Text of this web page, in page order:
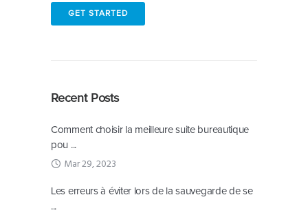
GET STARTED
Recent Posts
Comment choisir la meilleure suite bureautique
pou ...
Mar 29, 2023
Les erreurs à éviter lors de la sauvegarde de se
...